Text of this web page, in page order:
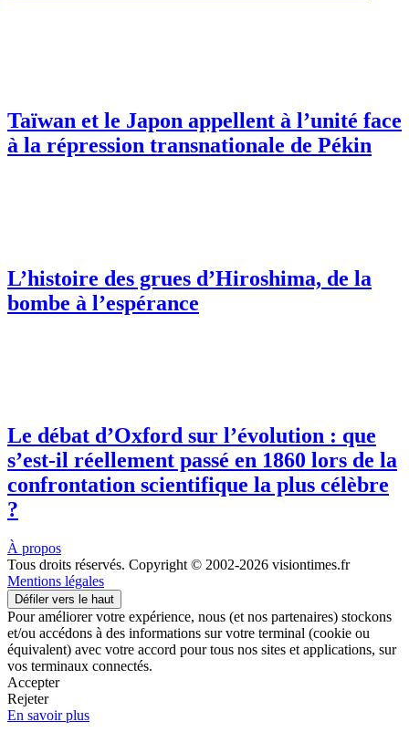
Taïwan et le Japon appellent à l’unité face
à la répression transnationale de Pékin
L’histoire des grues d’Hiroshima, de la
bombe à l’espérance
Le débat d’Oxford sur l’évolution : que
s’est-il réellement passé en 1860 lors de la
confrontation scientifique la plus célèbre
?
À propos
Tous droits réservés. Copyright © 2002-2026 visiontimes.fr
Mentions légales
Défiler vers le haut
Pour améliorer votre expérience, nous (et nos partenaires) stockons
et/ou accédons à des informations sur votre terminal (cookie ou
équivalent) avec votre accord pour tous nos sites et applications, sur
vos terminaux connectés.
Accepter
Rejeter
En savoir plus